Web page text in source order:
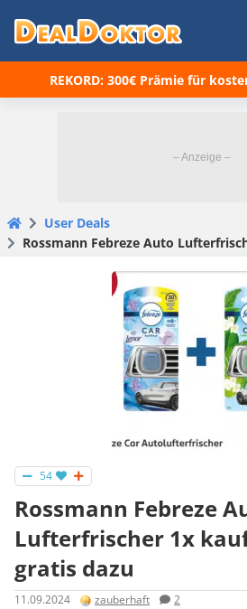
REKORD: 300€ Prämie für
User Deals
Rossmann Febreze Auto Lufterfrischer 1x
54
Rossmann Febreze
Lufterfrischer 1x
gratis dazu
11.09.2024 zauberhaft 2